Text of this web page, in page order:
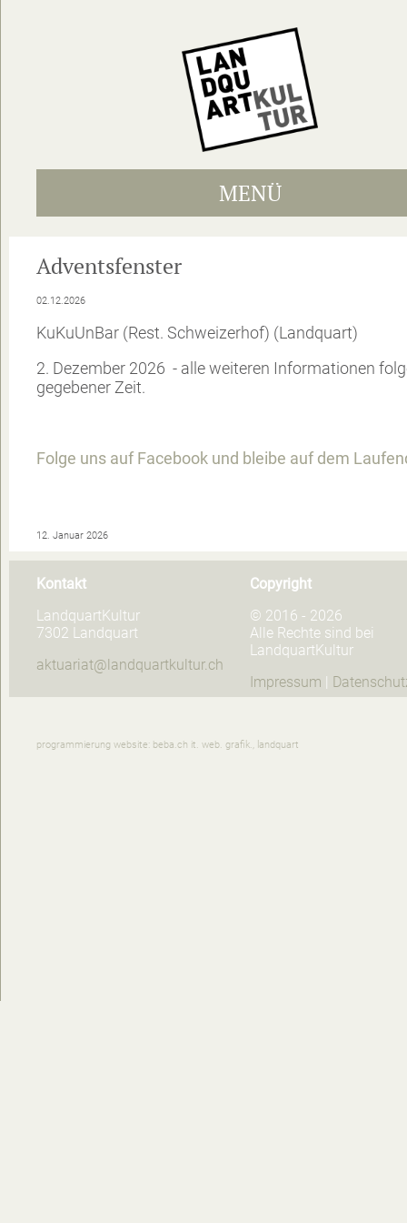
MENÜ
Adventsfenster
02.12.2026
KuKuUnBar (Rest. Schweizerhof) (Landquart)
2. Dezember 2026 - alle weiteren Informationen
gegebener Zeit.
Folge uns auf Facebook und bleibe auf dem
12. Januar 2026
Kontakt
LandquartKultur
7302 Landquart
aktuariat@landquartkultur.ch
Copyright
© 2016 - 2026
Alle Rechte sind bei
LandquartKultur
Impressum
programmierung website: beba.ch it. web. grafik., landquart